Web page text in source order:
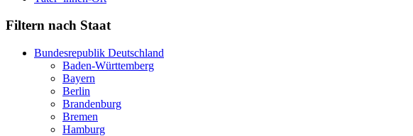
Filtern nach Staat
Bundesrepublik Deutschland
Baden-Württemberg
Bayern
Berlin
Brandenburg
Bremen
Hamburg